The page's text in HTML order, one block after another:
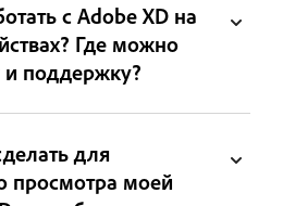
с Adobe XD на
Где можно
и поддержку?
для
просмотра моей